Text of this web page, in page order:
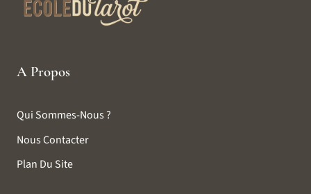
A Propos
Qui Sommes-Nous ?
Nous Contacter
Plan Du Site